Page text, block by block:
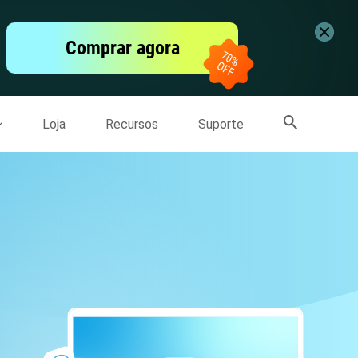
Comprar agora
Loja Recursos Suporte
Mais Produtos